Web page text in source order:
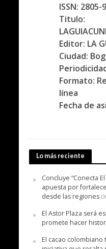
ISSN: 2805-
Titulo:
Editor: LA
Ciudad:
Formato:
línea
Fecha de
Lo más reciente
Concluye “Conecta
apuesta por
desde las regiones
El Astor Plaza será
promete hacer
El cacao